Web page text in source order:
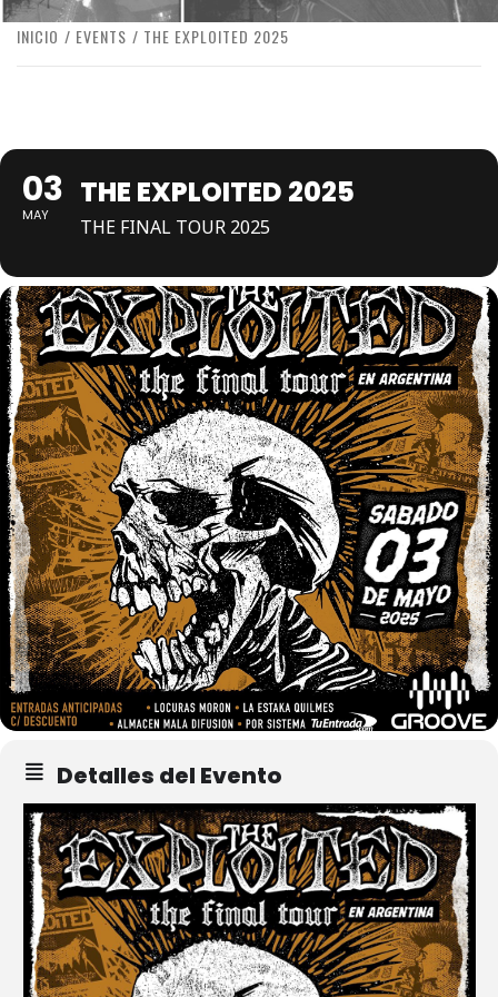
INICIO EVENTS THE EXPLOITED 2025
03
MAY
THE EXPLOITED 2025
THE FINAL TOUR 2025
Detalles del Evento